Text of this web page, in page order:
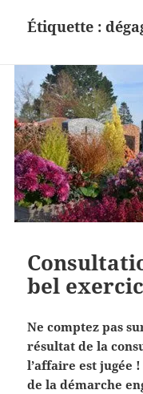
Étiquette :
bel
Ne comptez pas
résultat de la
l’affaire est jugée
de la démarche